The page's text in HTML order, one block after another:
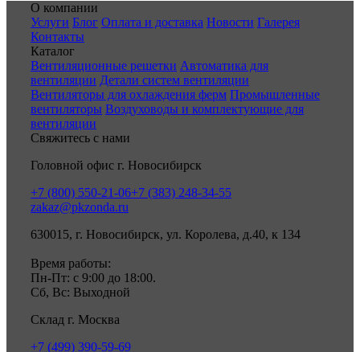
О компании
Услуги Блог Оплата и доставка Новости Галерея
Контакты
Каталог
Вентиляционные решетки Автоматика для
вентиляции Детали систем вентиляции
Вентиляторы для охлаждения ферм Промышленные
вентиляторы Воздуховоды и комплектующие для
вентиляции
Свяжитесь с нами
Головной офис г. Новосибирск
+7 (800) 550-21-06+7 (383) 248-34-55
zakaz@pkzonda.ru
630015, г. Новосибирск, ул. Королева, д.40, к 134
Время работы:
Пн-Пт: с 9:00 до 18:00.
Сб, Вс: Выходной
Склад г. Москва
+7 (499) 390-59-69